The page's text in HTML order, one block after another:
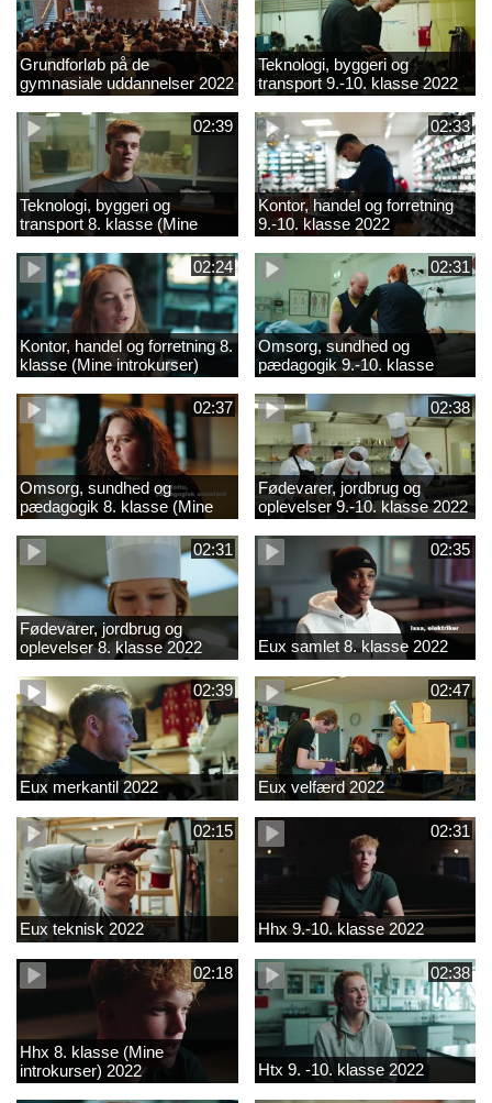
Grundforløb på de
gymnasiale uddannelser 2022
Teknologi, byggeri og
transport 9.-10. klasse 2022
02:39
Teknologi, byggeri og
transport 8. klasse (Mine
introkurser) 2022
02:33
Kontor, handel og forretning
9.-10. klasse 2022
02:24
Kontor, handel og forretning 8.
klasse (Mine introkurser)
2022
02:31
Omsorg, sundhed og
pædagogik 9.-10. klasse
2022
02:37
Omsorg, sundhed og
pædagogik 8. klasse (Mine
introkurser) 2022
02:38
Fødevarer, jordbrug og
oplevelser 9.-10. klasse 2022
02:31
Fødevarer, jordbrug og
oplevelser 8. klasse 2022
02:35
Eux samlet 8. klasse 2022
02:39
Eux merkantil 2022
02:47
Eux velfærd 2022
02:15
Eux teknisk 2022
02:31
Hhx 9.-10. klasse 2022
02:18
Hhx 8. klasse (Mine
introkurser) 2022
02:38
Htx 9. -10. klasse 2022